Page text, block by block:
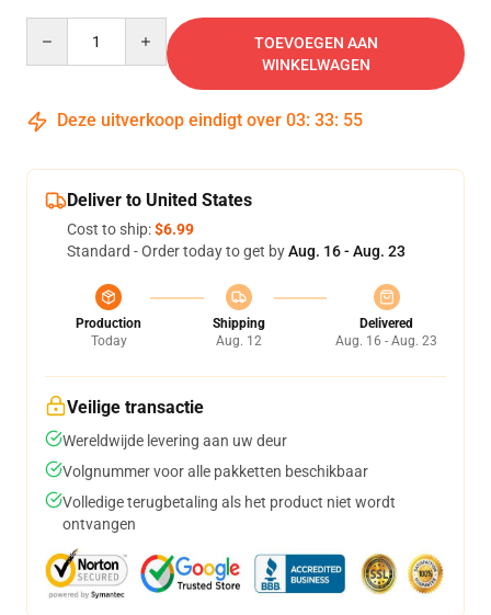
TOEVOEGEN AAN
WINKELWAGEN
Deze uitverkoop eindigt over 03: 33: 54
Deliver to United States
Cost to ship:$6.99
Standard - Order today to get byAug. 16 - Aug. 23
Production
Today
Shipping
Aug. 12
Delivered
Aug. 16 - Aug. 23
Veilige transactie
Wereldwijde levering aan uw deur
Volgnummer voor alle pakketten beschikbaar
Volledige terugbetaling als het product niet wordt
ontvangen